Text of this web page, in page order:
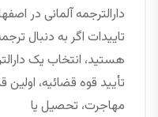
دارالترجمه آلمانی در
تاییدات اگر به دنبال
هستید، انتخاب یک
تأیید قوه قضائیه،
مهاجرت، تحصیل یا